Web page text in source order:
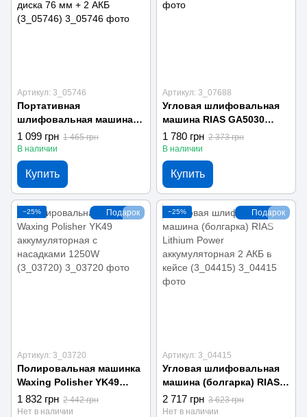
Артикул: 3_05746
Портативная
шлифовальная машина
(болгарка) GWS
аккумуляторная 12V + 2
диска 76 мм + 2 АКБ
(3_05746)
1 099 грн 1 465 грн
В наличии
Купить
Артикул: 3_07688
Угловая шлифовальная
машина RIAS GA5030
проводная 720W 125 мм
Blue (3_07688)
1 780 грн 2 373 грн
В наличии
Купить
Подарок
−25%
Артикул: 3_03720
Полировальная машинка
Waxing Polisher YK49
аккумуляторная с
насадками 1250W
1 832 грн 2 442 грн
Нет в наличии
Подарок
−25%
Артикул: 3_04415
Угловая шлифовальная
машина (болгарка) RIAS
Lithium Power
аккумуляторная 2 АКБ в
2 717 грн 3 623 грн
Нет в наличии